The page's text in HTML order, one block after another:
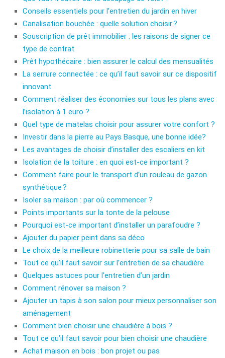
Conseils essentiels pour l’entretien du jardin en hiver
Canalisation bouchée : quelle solution choisir ?
Souscription de prêt immobilier : les raisons de signer ce
type de contrat
Prêt hypothécaire : bien assurer le calcul des mensualités
La serrure connectée : ce qu’il faut savoir sur ce dispositif
innovant
Comment réaliser des économies sur tous les plans avec
l’isolation à 1 euro ?
Quel type de matelas choisir pour assurer votre confort ?
Investir dans la pierre au Pays Basque, une bonne idée?
Les avantages de choisir d’installer des escaliers en kit
Isolation de la toiture : en quoi est-ce important ?
Comment faire pour le transport d’un rouleau de gazon
synthétique ?
Isoler sa maison : par où commencer ?
Points importants sur la tonte de la pelouse
Pourquoi est-ce important d’installer un parafoudre ?
Ajouter du papier peint dans sa déco
Le choix de la meilleure robinetterie pour sa salle de bain
Tout ce qu’il faut savoir sur l’entretien de sa chaudière
Quelques astuces pour l’entretien d’un jardin
Comment rénover sa maison ?
Ajouter un tapis à son salon pour mieux personnaliser son
aménagement
Comment bien choisir une chaudière à bois ?
Tout ce qu’il faut savoir pour bien choisir une chaudière
Achat maison en bois : bon projet ou pas